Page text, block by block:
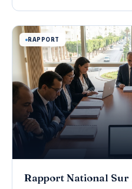
RAPPORT
Rapport National Sur